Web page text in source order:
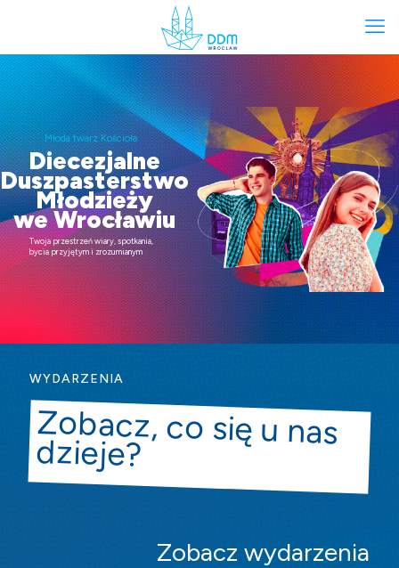
Młoda twarz Kościoła
Diecezjalne
Duszpasterstwo
Młodzieży
we Wrocławiu
Twoja przestrzeń wiary, spotkania,
bycia przyjętym i zrozumianym
WYDARZENIA
Zobacz, co się u nas
dzieje?
Zobacz wydarzenia